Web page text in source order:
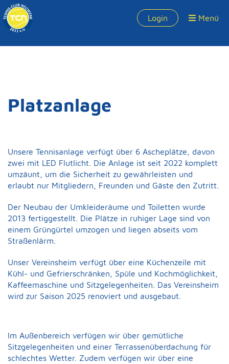
Login Menü
Platzanlage
Unsere Tennisanlage verfügt über 6 Ascheplätze, davon
zwei mit LED Flutlicht. Die Anlage ist seit 2022 komplett
umzäunt, um die Sicherheit zu gewährleisten und
erlaubt nur Mitgliedern, Freunden und Gäste den Zutritt.
Der Neubau der Umkleideräume und Toiletten wurde
2013 fertiggestellt. Die Plätze in ruhiger Lage sind von
einem Grüngürtel umzogen und liegen abseits vom
Straßenlärm.
Unser Vereinsheim verfügt über eine Küchenzeile mit
Kühl- und Gefrierschränken, Spüle und Kochmöglichkeit,
Kaffeemaschine und Sitzgelegenheiten. Das Vereinsheim
wird zur Saison 2025 renoviert und ausgebaut.
Im Außenbereich verfügen wir über gemütliche
Sitzgelegenheiten und einer Terrassenüberdachung für
schlechtes Wetter. Zudem verfügen wir über eine